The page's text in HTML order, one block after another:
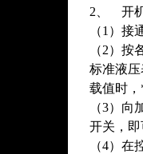
2、 开
（1）接
（2）
标准液
载值时
（3）
开关，
（4）